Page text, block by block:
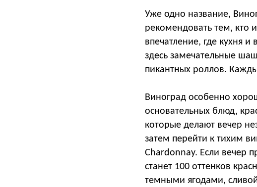
Уже одно название,
рекомендовать тем, кто
впечатление, где кухня
здесь замечательные
пикантных роллов.
Виноград особенно
основательных блюд,
которые делают вечер
затем перейти к тихим
Chardonnay. Если вечер
станет 100 оттенков
темными ягодами,